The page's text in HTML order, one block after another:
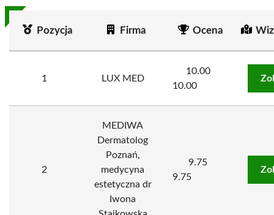
Pozycja Firma Ocena
1 LUX MED
10.00
10.00
2
MEDIWA
Dermatolog
Poznań,
medycyna
estetyczna dr
Iwona
9.75
9.75